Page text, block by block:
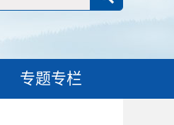
专题专栏